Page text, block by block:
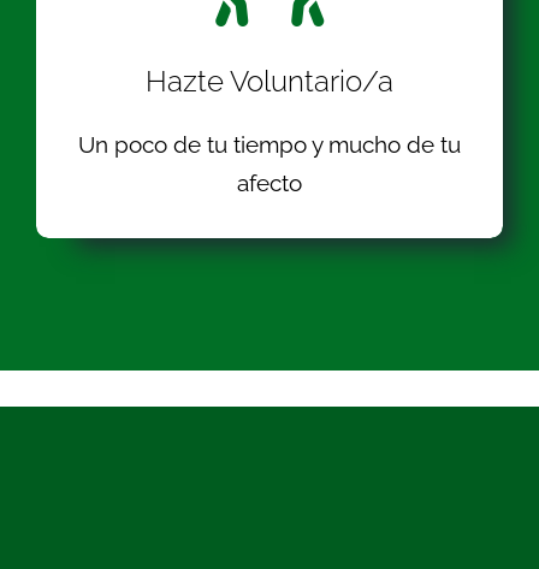
Hazte Voluntario/a
Un poco de tu tiempo y mucho de tu
afecto